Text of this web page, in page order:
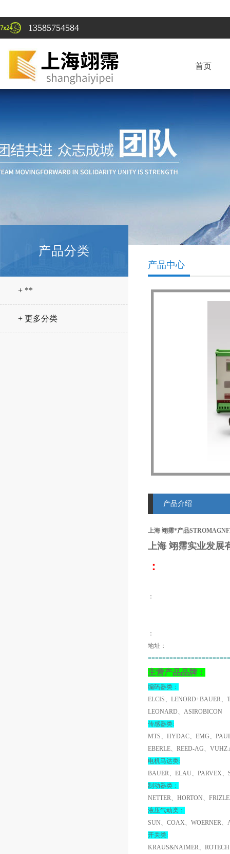
13585754584
首页
产品分类
+ **
+ 更多分类
产品中心
产品介绍
上海 翊霈*产品
上海 翊霈实业发展
：
：
：
地址：
主营产品品牌：
编码器类：
ELCIS、LENORD+BAUER
LEONARD、ASIROBICON
传感器类:
MTS、HYDAC、EMG、
EBERLE、REED-AG、
电机马达类:
BAUER、ELAU、PARVEX
制动器类：
NETTER、HORTON、
液压气动类：
SUN、COAX、WOERNER
开关类:
KRAUS&NAIMER、